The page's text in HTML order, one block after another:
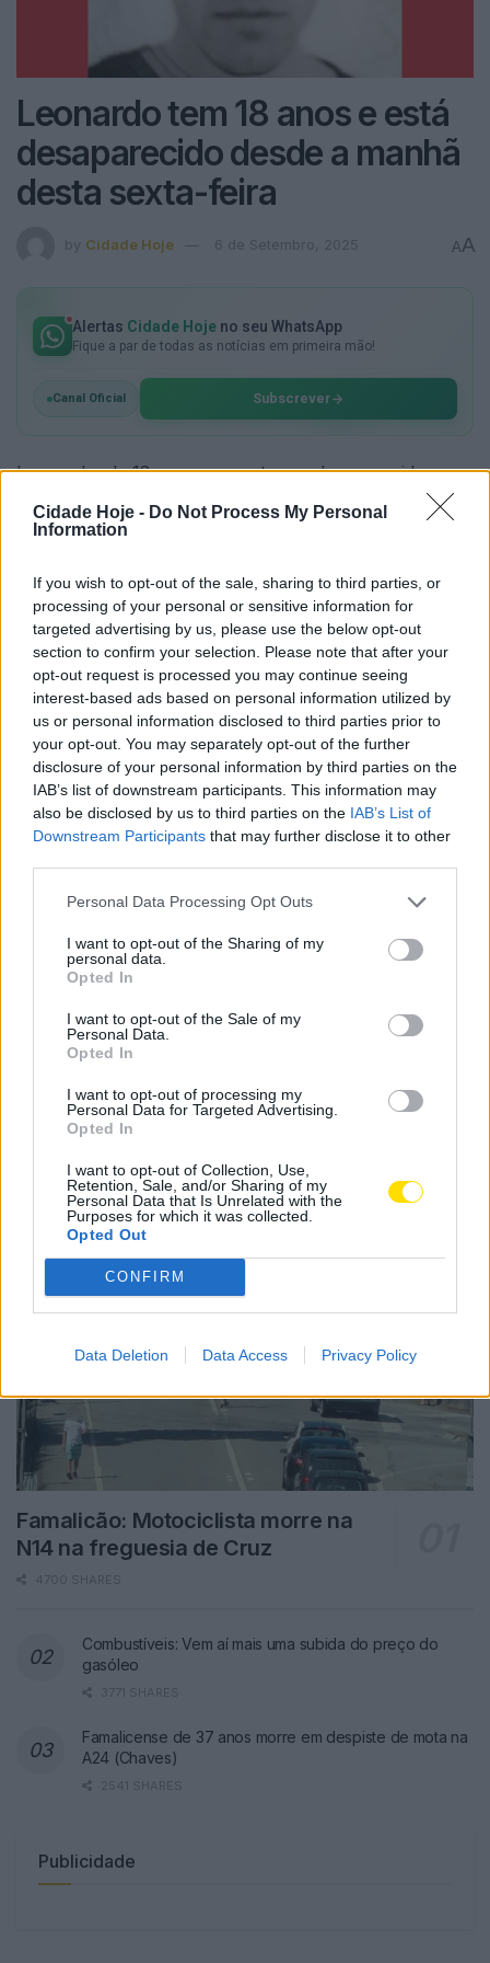
Cidade Hoje - Do Not Process My Personal
Information
If you wish to opt-out of the sale, sharing to third parties, or
processing of your personal or sensitive information for
targeted advertising by us, please use the below opt-out
section to confirm your selection. Please note that after your
opt-out request is processed you may continue seeing
interest-based ads based on personal information utilized by
us or personal information disclosed to third parties prior to
your opt-out. You may separately opt-out of the further
disclosure of your personal information by third parties on the
IAB’s list of downstream participants. This information may
also be disclosed by us to third parties on the IAB’s List of
Downstream Participants that may further disclose it to other
Personal Data Processing Opt Outs
I want to opt-out of the Sharing of my
personal data.
Opted In
I want to opt-out of the Sale of my
Personal Data.
Opted In
I want to opt-out of processing my
Personal Data for Targeted Advertising.
Opted In
I want to opt-out of Collection, Use,
Retention, Sale, and/or Sharing of my
Personal Data that Is Unrelated with the
Purposes for which it was collected.
Opted Out
CONFIRM
Data Deletion Data Access Privacy Policy
Leonardo tem 18 anos e está
desaparecido desde a manhã
desta sexta-feira
by Cidade Hoje 6 de Setembro, 2025 AA
Alertas Cidade Hoje no seu WhatsApp
Fique a par de todas as notícias em primeira mão!
Canal Oficial Subscrever
Leonardo, de 18 anos, encontra-se desaparecido
desde esta sexta-feira, avança o jornal digital
O Minho
A última vez que foi avistado, seguia a pé pela Estrada
Castelo.
O jovem mede cerca de 1,80 metros, estava vestido de
preto e poderá estar desorientado.
Barcelos, através do número 253 830 180.
Fonte / Imagem: O Minho
Notícias Populares
Famalicão: Motociclista morre na
N14 na freguesia de Cruz
4700 SHARES
Combustíveis: Vem aí mais uma subida do preço do
gasóleo
3771 SHARES
Famalicense de 37 anos morre em despiste de mota na
A24 (Chaves)
2541 SHARES
Publicidade